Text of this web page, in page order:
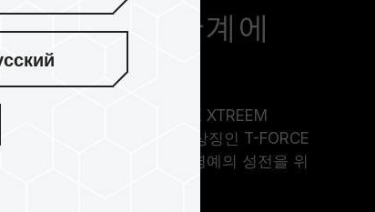
께 오버클럭 한계에
로 새롭게 탄생한 T-FORCE XTREEM
를 뛰어넘고, 영광스러운 상징인 T-FORCE
모를 자랑하며, 오버클럭 명예의 성전을 위